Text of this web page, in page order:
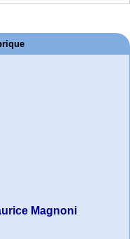
Magnoni